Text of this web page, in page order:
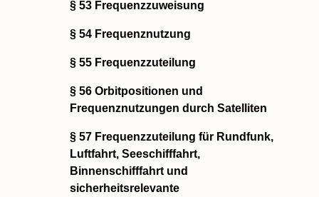
§ 53 Frequenzzuweisung
§ 54 Frequenznutzung
§ 55 Frequenzzuteilung
§ 56 Orbitpositionen und
Frequenznutzungen durch Satelliten
§ 57 Frequenzzuteilung für Rundfunk,
Luftfahrt, Seeschifffahrt,
Binnenschifffahrt und
sicherheitsrelevante